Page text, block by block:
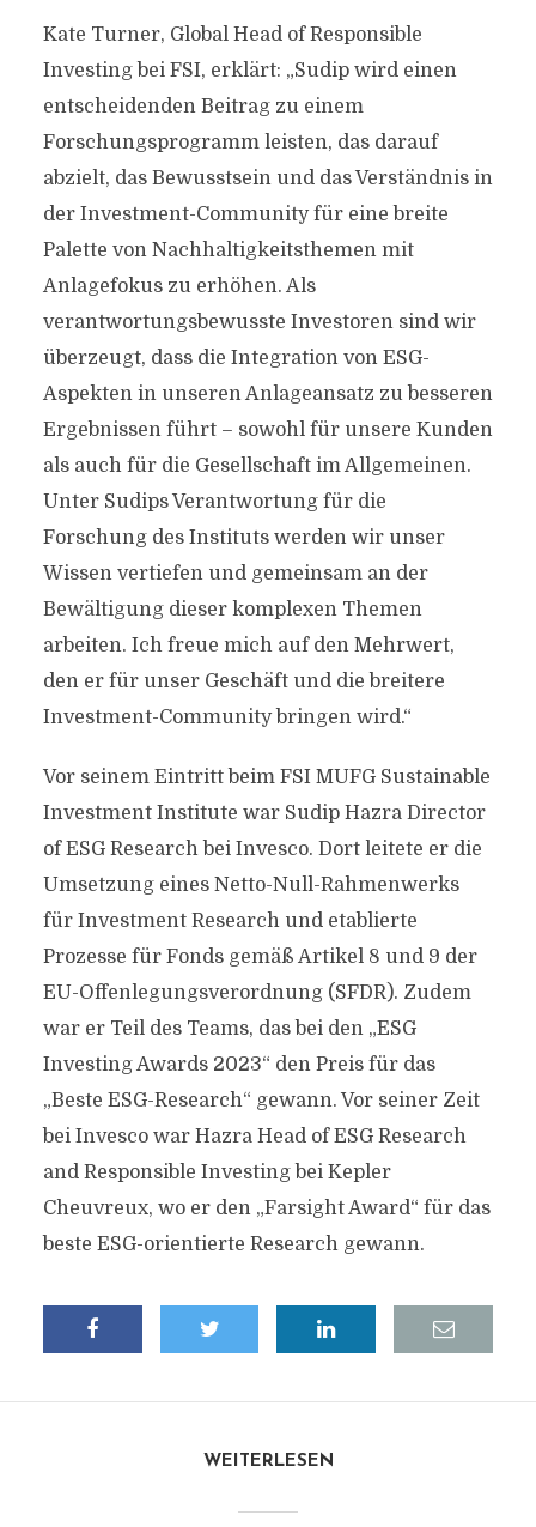
Kate Turner, Global Head of Responsible
Investing bei FSI, erklärt: „Sudip wird einen
entscheidenden Beitrag zu einem
Forschungsprogramm leisten, das darauf
abzielt, das Bewusstsein und das Verständnis in
der Investment-Community für eine breite
Palette von Nachhaltigkeitsthemen mit
Anlagefokus zu erhöhen. Als
verantwortungsbewusste Investoren sind wir
überzeugt, dass die Integration von ESG-
Aspekten in unseren Anlageansatz zu besseren
Ergebnissen führt – sowohl für unsere Kunden
als auch für die Gesellschaft im Allgemeinen.
Unter Sudips Verantwortung für die
Forschung des Instituts werden wir unser
Wissen vertiefen und gemeinsam an der
Bewältigung dieser komplexen Themen
arbeiten. Ich freue mich auf den Mehrwert,
den er für unser Geschäft und die breitere
Investment-Community bringen wird.“
Vor seinem Eintritt beim FSI MUFG Sustainable
Investment Institute war Sudip Hazra Director
of ESG Research bei Invesco. Dort leitete er die
Umsetzung eines Netto-Null-Rahmenwerks
für Investment Research und etablierte
Prozesse für Fonds gemäß Artikel 8 und 9 der
EU-Offenlegungsverordnung (SFDR). Zudem
war er Teil des Teams, das bei den „ESG
Investing Awards 2023“ den Preis für das
„Beste ESG-Research“ gewann. Vor seiner Zeit
bei Invesco war Hazra Head of ESG Research
and Responsible Investing bei Kepler
Cheuvreux, wo er den „Farsight Award“ für das
beste ESG-orientierte Research gewann.
WEITERLESEN